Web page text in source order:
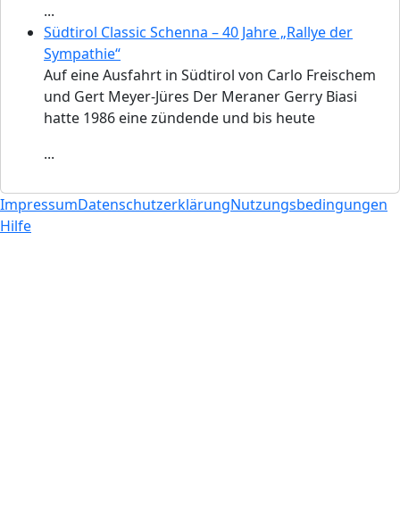
...
Südtirol Classic Schenna – 40 Jahre „Rallye der
Sympathie“
Auf eine Ausfahrt in Südtirol von Carlo Freischem
und Gert Meyer-Jüres Der Meraner Gerry Biasi
hatte 1986 eine zündende und bis heute
...
ImpressumDatenschutzerklärungNutzungsbedingungen
Hilfe